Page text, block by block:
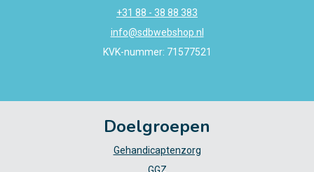
+31 88 - 38 88 383
info@sdbwebshop.nl
KVK-nummer: 71577521
Doelgroepen
Gehandicaptenzorg